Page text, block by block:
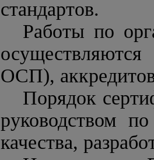
стандартов.
Работы по
ОСП),
Порядок
руководством
качества,